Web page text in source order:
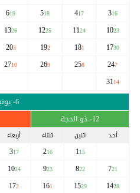
316
417
518
619
1023
1124
1225
1326
1730
181
192
203
247
258
269
2710
3114
6- يونيو
12- ذو الحجة
أحد اثنين ثلثاء أربعاء
115
216
317
721
822
923
1024
1428
1529
161
172